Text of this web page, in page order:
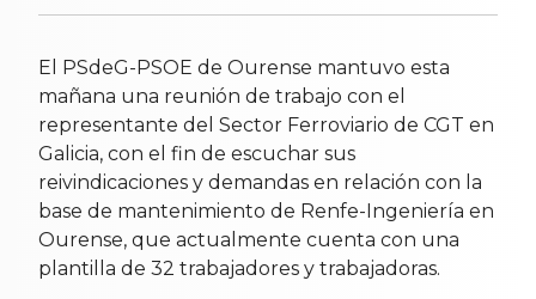
El PSdeG-PSOE de Ourense mantuvo esta
mañana una reunión de trabajo con el
representante del Sector Ferroviario de CGT en
Galicia, con el fin de escuchar sus
reivindicaciones y demandas en relación con la
base de mantenimiento de Renfe-Ingeniería en
Ourense, que actualmente cuenta con una
plantilla de 32 trabajadores y trabajadoras.